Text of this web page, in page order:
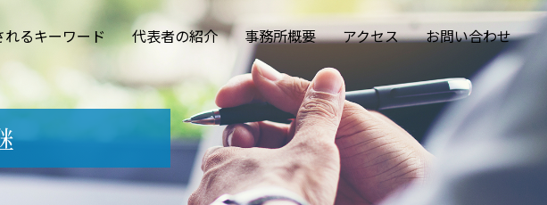
るキーワード 代表者の紹介 事務所概要 アクセス お問い合わせ